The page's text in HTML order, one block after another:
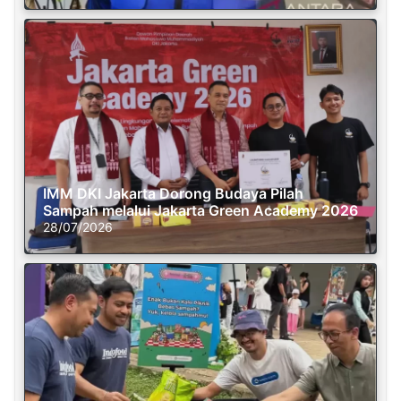
IMM DKI Jakarta Dorong Budaya Pilah
Sampah melalui Jakarta Green Academy 2026
28/07/2026